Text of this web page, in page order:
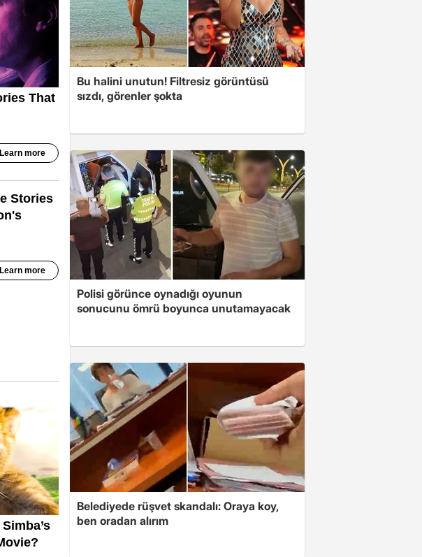
Bu halini unutun! Filtresiz görüntüsü
sızdı, görenler şokta
Polisi görünce oynadığı oyunun
sonucunu ömrü boyunca unutamayacak
Belediyede rüşvet skandalı: Oraya koy,
ben oradan alırım